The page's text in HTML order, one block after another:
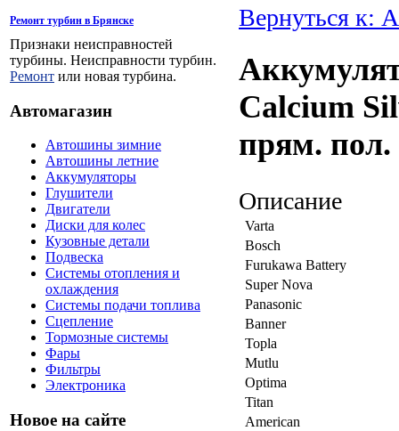
Ремонт турбин в Брянске
Признаки неисправностей
турбины. Неисправности турбин.
Ремонт или новая турбина.
Автомагазин
Автошины зимние
Автошины летние
Аккумуляторы
Глушители
Двигатели
Диски для колес
Кузовные детали
Подвеска
Системы отопления и
охлаждения
Системы подачи топлива
Сцепление
Тормозные системы
Фары
Фильтры
Электроника
Новое на сайте
Вернуться к:
Calcium
прям. пол.
Описание
Varta
Bosch
Furukawa Battery
Super Nova
Panasonic
Banner
Topla
Mutlu
Optima
Titan
American